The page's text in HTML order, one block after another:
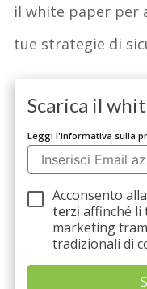
il white paper per
tue strategie di
Scarica il
Leggi l'informativa sulla
Acconsento
terzi affinché
marketing
tradizionali di